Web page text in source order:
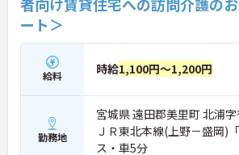
者向け賃貸住宅への訪問介護の
ート＞
給料 時給1,100円～1,200円
勤務地
宮城県 遠田郡美里町 北浦
ＪＲ東北本線(上野－盛岡)
ス・車5分